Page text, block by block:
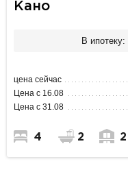
Кано
В ипотеку:
цена сейчас
Цена с 16.08
Цена с 31.08
4 2 2